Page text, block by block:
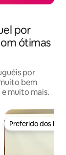
por
ótimas
por
bem
muito mais.
Preferido dos
Preferido dos